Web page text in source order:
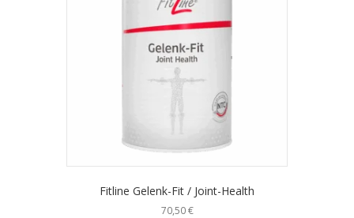
Fitline Gelenk-Fit / Joint-Health
70,50€